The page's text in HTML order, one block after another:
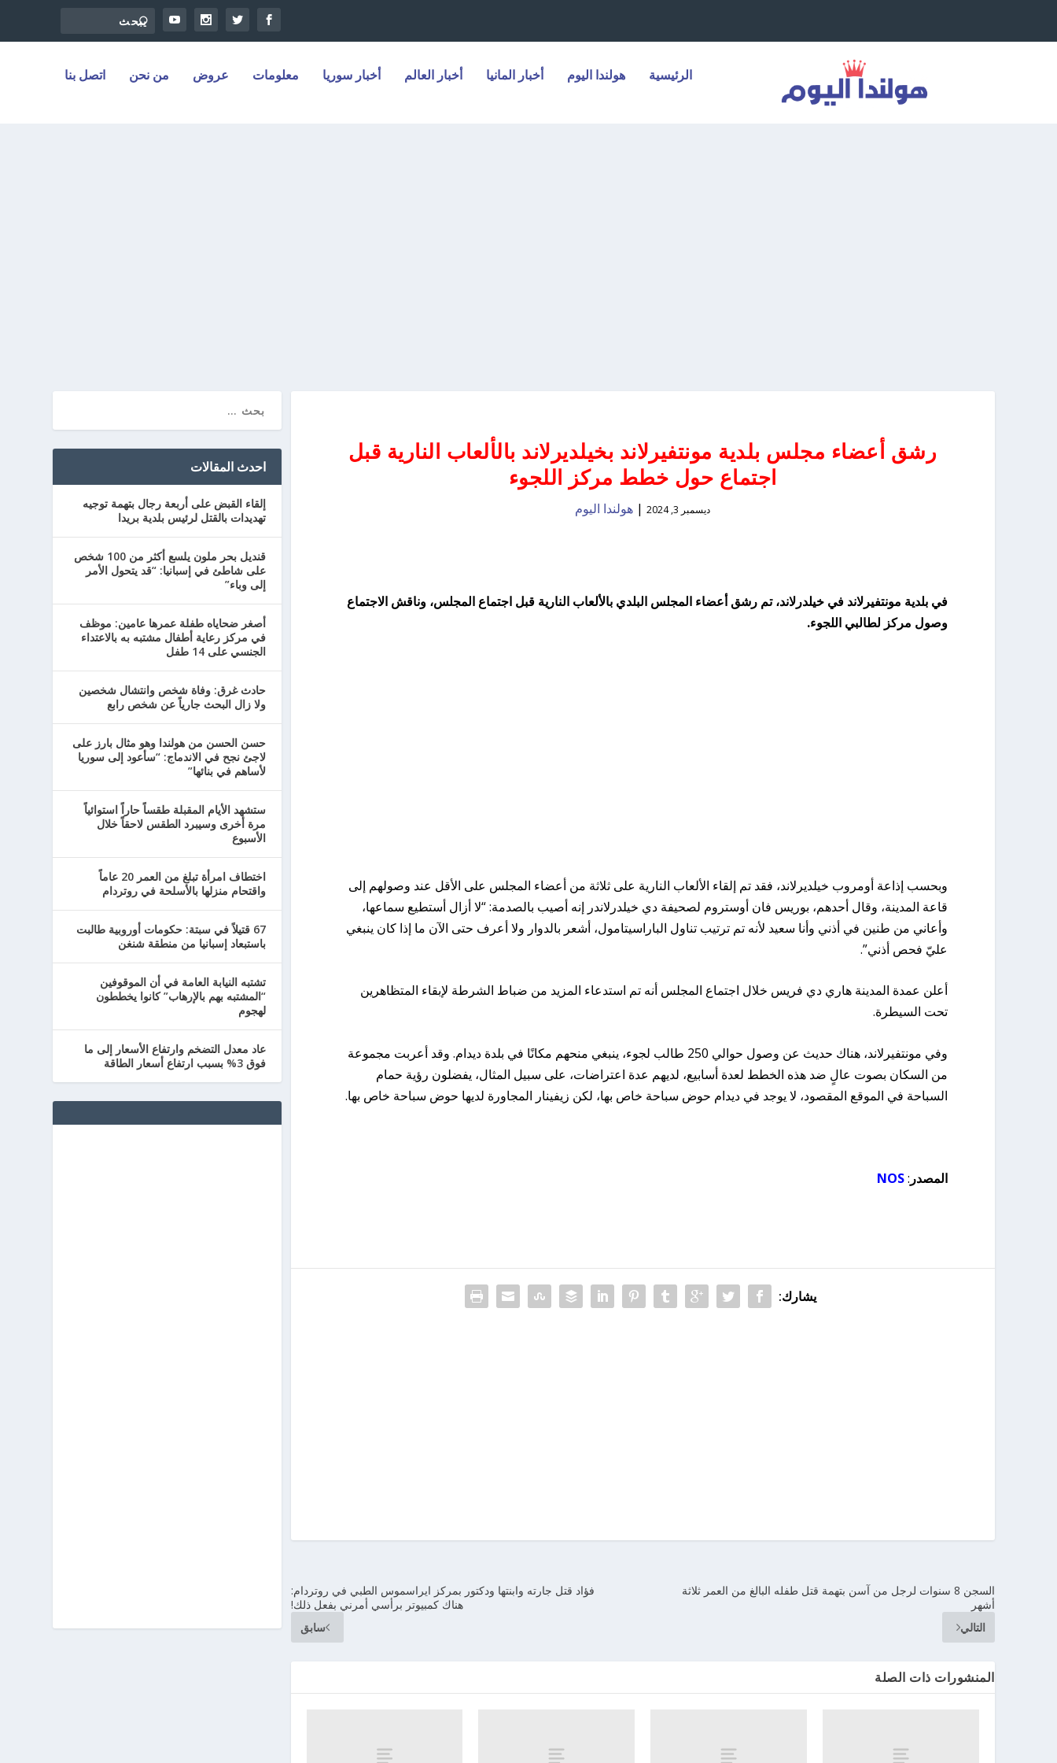
الرئيسية هولندا اليوم أخبار المانيا أخبار العالم أخبار سوريا معلومات عروض من نحن اتصل بنا
رشق أعضاء مجلس بلدية مونتفيرلاند بخيلديرلاند بالألعاب النارية قبل
اجتماع حول خطط مركز اللجوء
ديسمبر 3, 2024 | هولندا اليوم
في بلدية مونتفيرلاند في خيلدرلاند، تم رشق أعضاء المجلس البلدي بالألعاب النارية قبل اجتماع المجلس، وناقش الاجتماع
وصول مركز لطالبي اللجوء.
وبحسب إذاعة أومروب خيلديرلاند، فقد تم إلقاء الألعاب النارية على ثلاثة من أعضاء المجلس على الأقل عند وصولهم إلى
قاعة المدينة، وقال أحدهم، بوريس فان أوستروم لصحيفة دي خيلدرلاندر إنه أصيب بالصدمة: “لا أزال أستطيع سماعها،
وأعاني من طنين في أذني وأنا سعيد لأنه تم ترتيب تناول الباراسيتامول، أشعر بالدوار ولا أعرف حتى الآن ما إذا كان ينبغي
عليّ فحص أذني”.
أعلن عمدة المدينة هاري دي فريس خلال اجتماع المجلس أنه تم استدعاء المزيد من ضباط الشرطة لإبقاء المتظاهرين
تحت السيطرة.
وفي مونتفيرلاند، هناك حديث عن وصول حوالي 250 طالب لجوء، ينبغي منحهم مكانًا في بلدة ديدام. وقد أعربت مجموعة
من السكان بصوت عالٍ ضد هذه الخطط لعدة أسابيع، لديهم عدة اعتراضات، على سبيل المثال، يفضلون رؤية حمام
السباحة في الموقع المقصود، لا يوجد في ديدام حوض سباحة خاص بها، لكن زيفينار المجاورة لديها حوض سباحة خاص بها.
المصدر :
NOS
يشارك:
فؤاد قتل جارته وابنتها ودكتور بمركز ايراسموس الطبي في روتردام:
هناك كمبيوتر برأسي أمرني بفعل ذلك!
سابق
السجن 8 سنوات لرجل من آسن بتهمة قتل طفله البالغ من العمر ثلاثة
أشهر
التالي
المنشورات ذات الصلة
احدث المقالات
إلقاء القبض على أربعة رجال بتهمة توجيه
تهديدات بالقتل لرئيس بلدية بريدا
قنديل بحر ملون يلسع أكثر من 100 شخص
على شاطئ في إسبانيا: “قد يتحول الأمر
إلى وباء”
أصغر ضحاياه طفلة عمرها عامين: موظف
في مركز رعاية أطفال مشتبه به بالاعتداء
الجنسي على 14 طفل
حادث غرق: وفاة شخص وانتشال شخصين
ولا زال البحث جارياً عن شخص رابع
حسن الحسن من هولندا وهو مثال بارز على
لاجئ نجح في الاندماج: “سأعود إلى سوريا
لأساهم في بنائها”
ستشهد الأيام المقبلة طقساً حاراً استوائياً
مرة أخرى وسيبرد الطقس لاحقاً خلال
الأسبوع
اختطاف امرأة تبلغ من العمر 20 عاماً
واقتحام منزلها بالأسلحة في روتردام
67 قتيلاً في سبتة: حكومات أوروبية طالبت
باستبعاد إسبانيا من منطقة شنغن
تشتبه النيابة العامة في أن الموقوفين
“المشتبه بهم بالإرهاب” كانوا يخططون
لهجوم
عاد معدل التضخم وارتفاع الأسعار إلى ما
فوق 3% بسبب ارتفاع أسعار الطاقة